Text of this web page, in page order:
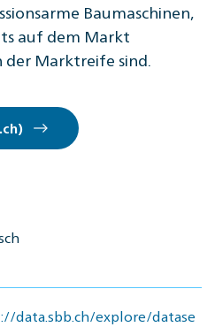
Baumaschinen,
auf dem Markt
Marktreife sind.
data.sbb.ch/explore/datase